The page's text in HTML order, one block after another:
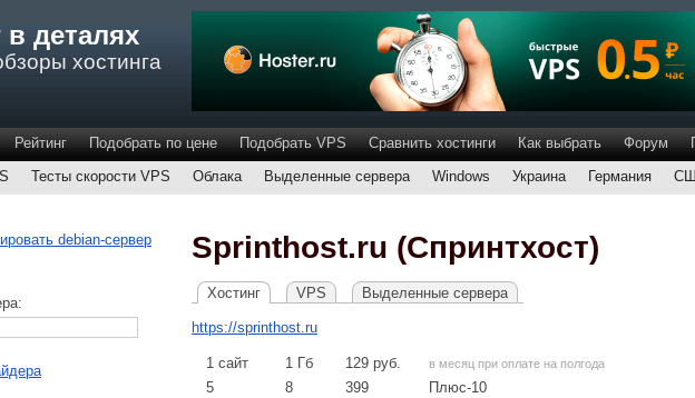
в деталях
хостинга
Рейтинг Подобрать по цене Подобрать VPS Сравнить хостинги Как выбрать Форум
Тесты скорости VPS Облака Выделенные сервера Windows Украина Германия
Sprinthost.ru (Спринтхост)
Хостинг VPS Выделенные сервера
https://sprinthost.ru
1 сайт 1 Гб 129 руб. в месяц при оплате на полгода
5 8 399
Плюс-10
debian-сервер